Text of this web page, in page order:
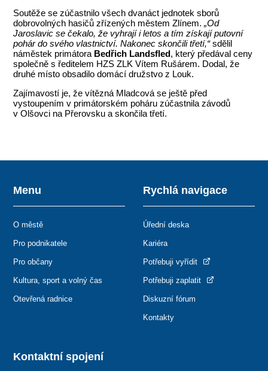
Soutěže se zúčastnilo všech dvanáct jednotek sborů
dobrovolných hasičů zřízených městem Zlínem.„Od
Jaroslavic se čekalo, že vyhrají i letos a tím získají putovní
pohár do svého vlastnictví. Nakonec skončili třetí,“sdělil
náměstek primátora Bedřich Landsfled, který předával ceny
společně s ředitelem HZS ZLK Vítem Rušárem. Dodal, že
druhé místo obsadilo domácí družstvo z Louk.
Zajímavostí je, že vítězná Mladcová se ještě před
vystoupením v primátorském poháru zúčastnila závodů
v Olšovci na Přerovsku a skončila třetí.
Kontaktní spojení
Menu
O městě
Pro podnikatele
Pro občany
Kultura, sport a volný čas
Otevřená radnice
Rychlá navigace
Úřední deska
Kariéra
Potřebuji vyřídit
Potřebuji zaplatit
Diskuzní fórum
Kontakty